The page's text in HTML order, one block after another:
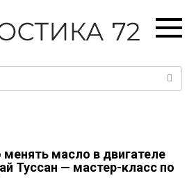
менять масло в двигателе
Туссан — мастер-класс по